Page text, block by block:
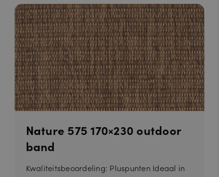
Nature 575 170×230 outdoor
band
Kwaliteitsbeoordeling: Pluspunten Ideaal in